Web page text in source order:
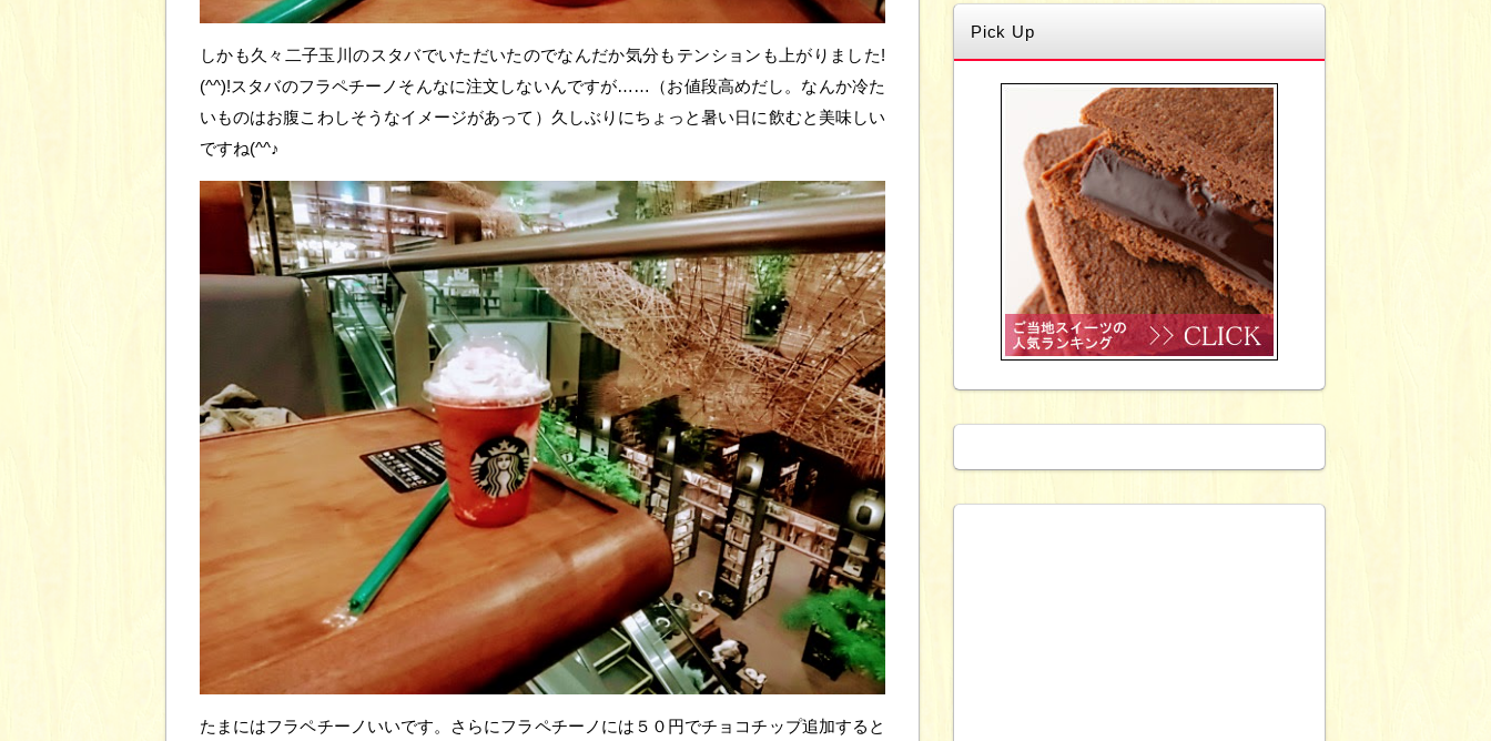
しかも久々二子玉川のスタバでいただいたのでなんだか気分もテンションも上がりました!
(^^)!スタバのフラペチーノそんなに注文しないんですが……（お値段高めだし。なんか冷た
いものはお腹こわしそうなイメージがあって）久しぶりにちょっと暑い日に飲むと美味しい
ですね(^^♪
たまにはフラペチーノいいです。さらにフラペチーノには５０円でチョコチップ追加すると
Pick Up